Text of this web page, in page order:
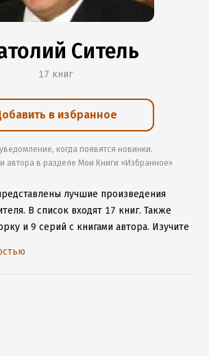
Ситель
17 книг
в избранное
когда появятся новинки.
автора в разделе Мои Книги «Избранное»
лучшие произведения
В список входят 17 книг. Также
и 9 серий с книгами автора. Изучите
с любимыми произведениями даже